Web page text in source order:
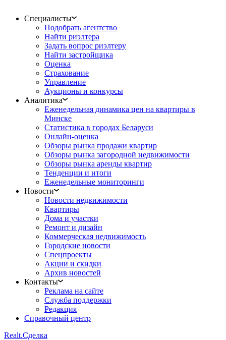
Специалисты
Подобрать агентство
Найти риэлтера
Задать вопрос риэлтеру
Найти застройщика
Оценка
Страхование
Управление
Аукционы и конкурсы
Аналитика
Еженедельная динамика цен на квартиры в
Минске
Статистика в городах Беларуси
Онлайн-оценка
Обзоры рынка продажи квартир
Обзоры рынка загородной недвижимости
Обзоры рынка аренды квартир
Тенденции и итоги
Еженедельные мониторинги
Новости
Новости недвижимости
Квартиры
Дома и участки
Ремонт и дизайн
Коммерческая недвижимость
Городские новости
Спецпроекты
Акции и скидки
Архив новостей
Контакты
Реклама на сайте
Служба поддержки
Редакция
Справочный центр
Realt.Сделка